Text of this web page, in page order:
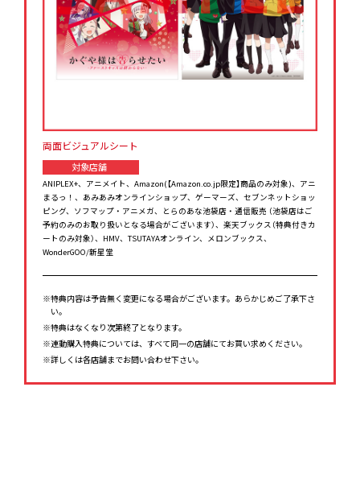
両面ビジュアルシート
対象店舗
ANIPLEX+、アニメイト、Amazon(【Amazon.co.jp限定】商品のみ対象)、アニ
まるっ！、あみあみオンラインショップ、ゲーマーズ、セブンネットショッ
ピング、ソフマップ・アニメガ、とらのあな池袋店・通信販売 （池袋店はご
予約のみのお取り扱いとなる場合がございます）、楽天ブックス（特典付きカ
ートのみ対象）、HMV、TSUTAYAオンライン、メロンブックス、
WonderGOO/新星堂
※特典内容は予告無く変更になる場合がございます。あらかじめご了承下さ
い。
※特典はなくなり次第終了となります。
※連動購入特典については、すべて同一の店舗にてお買い求めください。
※詳しくは各店舗までお問い合わせ下さい。